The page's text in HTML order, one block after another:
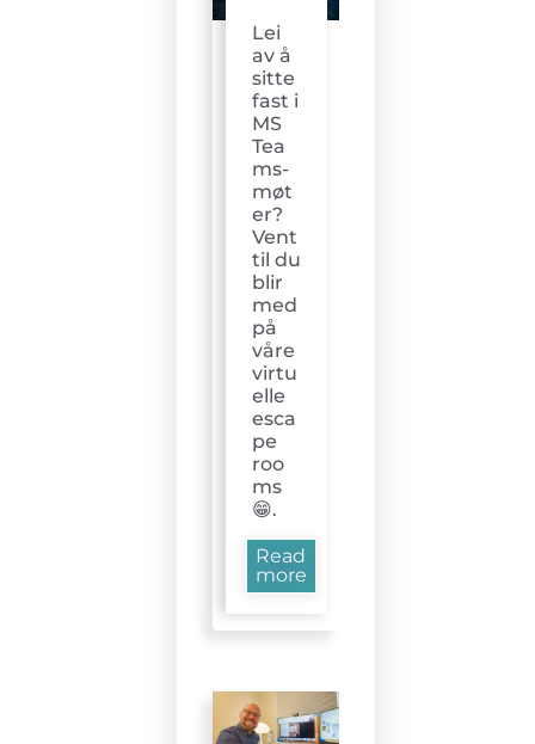
Lei
av å
sitte
fast i
MS
Tea
ms-
møt
er?
Vent
til du
blir
med
på
våre
virtu
elle
esca
pe
roo
ms
😁.
Read
more